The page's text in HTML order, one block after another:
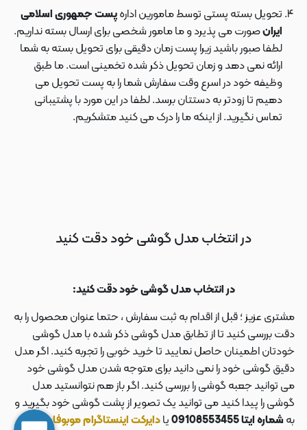
تحویل بسته پستی توسط مامورین ادارهپست جمهوری اسلامی
ایرانصورت می پذیرد و ما مامور شخصی برای ارسال بسته نداریم.
لطفا صبور باشید زیرا پست زمان دقیقی برای تحویل بسته به شما
ارائه نمی دهد و زمان تحویل ذکر شده تخمینی است. ما طبق
وظیفه خود در اسرع وقت سفارش شما را به پست تحویل می
دهیم تا زودتر به دستتان برسد. لطفا در این مورد با پشتیبانی
تماس نگیرید. از اینکه ما را درک می کنید متشکریم.
در انتخاب مدل گوشی خود دقت کنید
در انتخاب مدل گوشی خود دقت کنید:
مشتری عزیز ؛ قبل از اقدام به ثبت سفارش ، حتما عنوان محصول را به
دقت بررسی کنید تا از تطابق مدل گوشی ذکر شده با مدل گوشی
خودتان اطمینان حاصل نمایید تا خرید خوبی را تجربه کنید. اگر مدل
دقیق گوشی خود را نمی دانید برای متوجه شدن مدل گوشی خود
می توانید جعبه گوشی را بررسی کنید. اگر باز هم نتوانستید مدل
گوشی را پیدا کنید می توانید یک تصویر از پشت گوشی خود بگیرید و
به شماره ایتا 09108553455 یادایرکت اینستاگرام موبوفان به